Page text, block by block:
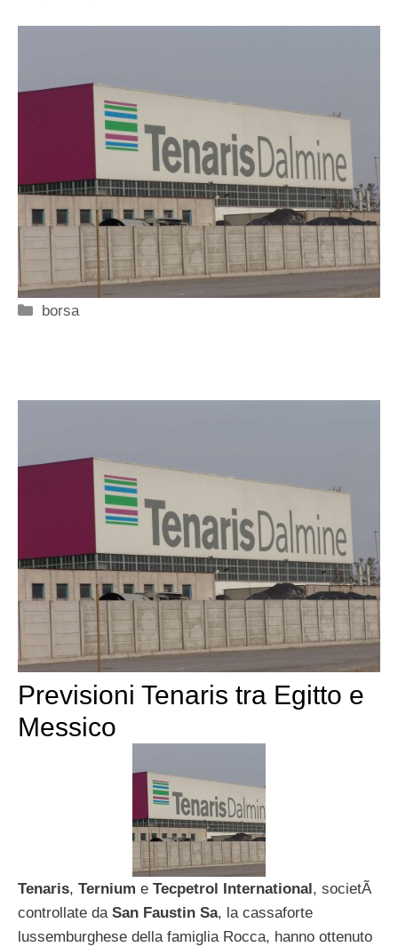
Categorie
borsa
Previsioni Tenaris tra Egitto e
Messico
Tenaris, Ternium e Tecpetrol International , societÃ
controllate daSan Faustin Sa, la cassaforte
lussemburghese della famiglia Rocca, hanno ottenuto